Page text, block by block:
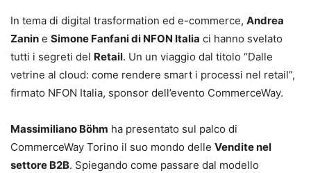
In tema di digital trasformation ed e-commerce, Andrea
Zanin e Simone Fanfani di NFON Italia ci hanno svelato
tutti i segreti del Retail. Un un viaggio dal titolo “Dalle
vetrine al cloud: come rendere smart i processi nel retail”,
firmato NFON Italia, sponsor dell’evento CommerceWay.
Massimiliano Böhm ha presentato sul palco di
CommerceWay Torino il suo mondo delle Vendite nel
settore B2B. Spiegando come passare dal modello